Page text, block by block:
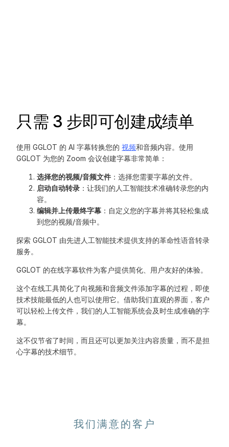
只需 3 步即可创建成绩单
使用 GGLOT 的 AI 字幕转换您的视频和音频内容。使用
GGLOT 为您的 Zoom 会议创建字幕非常简单：
选择您的视频/音频文件 ：选择您需要字幕的文件。
启动自动转录 ：让我们的人工智能技术准确转录您的内
容。
编辑并上传最终字幕 ：自定义您的字幕并将其轻松集成
到您的视频/音频中。
探索 GGLOT 由先进人工智能技术提供支持的革命性语音转录
服务。
GGLOT 的在线字幕软件为客户提供简化、用户友好的体验。
这个在线工具简化了向视频和音频文件添加字幕的过程，即使
技术技能最低的人也可以使用它。借助我们直观的界面，客户
可以轻松上传文件，我们的人工智能系统会及时生成准确的字
幕。
这不仅节省了时间，而且还可以更加关注内容质量，而不是担
心字幕的技术细节。
我们满意的客户